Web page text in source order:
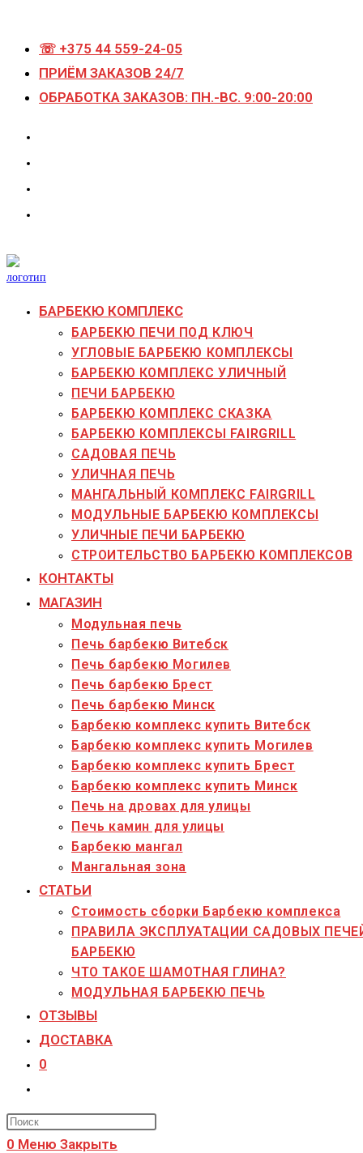
содержимому
☏ +375 44 559-24-05
ПРИЁМ ЗАКАЗОВ 24/7
ОБРАБОТКА ЗАКАЗОВ: ПН.-ВС. 9:00-20:00
БАРБЕКЮ КОМПЛЕКС
БАРБЕКЮ ПЕЧИ ПОД КЛЮЧ
УГЛОВЫЕ БАРБЕКЮ КОМПЛЕКСЫ
БАРБЕКЮ КОМПЛЕКС УЛИЧНЫЙ
ПЕЧИ БАРБЕКЮ
БАРБЕКЮ КОМПЛЕКС СКАЗКА
БАРБЕКЮ КОМПЛЕКСЫ FAIRGRILL
САДОВАЯ ПЕЧЬ
УЛИЧНАЯ ПЕЧЬ
МАНГАЛЬНЫЙ КОМПЛЕКС FAIRGRILL
МОДУЛЬНЫЕ БАРБЕКЮ КОМПЛЕКСЫ
УЛИЧНЫЕ ПЕЧИ БАРБЕКЮ
СТРОИТЕЛЬСТВО БАРБЕКЮ КОМПЛЕКСОВ
КОНТАКТЫ
МАГАЗИН
Модульная печь
Печь барбекю Витебск
Печь барбекю Могилев
Печь барбекю Брест
Печь барбекю Минск
Барбекю комплекс купить Витебск
Барбекю комплекс купить Могилев
Барбекю комплекс купить Брест
Барбекю комплекс купить Минск
Печь на дровах для улицы
Печь камин для улицы
Барбекю мангал
Мангальная зона
СТАТЬИ
Стоимость сборки Барбекю комплекса
ПРАВИЛА ЭКСПЛУАТАЦИИ САДОВЫХ
БАРБЕКЮ
ЧТО ТАКОЕ ШАМОТНАЯ ГЛИНА?
МОДУЛЬНАЯ БАРБЕКЮ ПЕЧЬ
ОТЗЫВЫ
ДОСТАВКА
0
поиск
0 Меню Закрыть